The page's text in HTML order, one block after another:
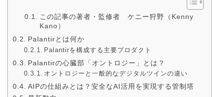
この記事の著者・監修者 ケニー狩野（Kenny
Kano）
Palantirとは何か
Palantirを構成する主要プロダクト
Palantirの心臓部「オントロジー」とは？
オントロジーと一般的なデジタルツインの違い
AIPの仕組みとは？安全なAI活用を実現する管制塔